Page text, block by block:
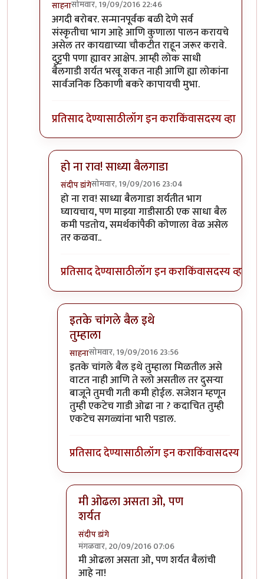
साहनासोमवार, 19/09/2016 22:46
In reply toमूळ आक्षेपbyआनंदयात्री
अगदी बरोबर. सन्मानपूर्वक बळी देणे सर्व
संस्कृतीचा भाग आहे आणि कुणाला पालन करायचे
असेल तर कायद्याच्या चौकटीत राहून जरूर करावे.
दुट्टपी पणा ह्यावर आक्षेप. आम्ही लोक साधी
बैलगाडी शर्यत भरवू शकत नाही आणि ह्या लोकांना
सार्वजनिक ठिकाणी बकरे कापायची मुभा.
प्रतिसाद देण्यासाठीलॉग इन कराकिंवासदस्य व्हा
हो ना राव! साध्या बैलगाडा
संदीप डांगेसोमवार, 19/09/2016 23:04
In reply toअगदी बरोबर. सन्मानपूर्वक बळी
हो ना राव! साध्या बैलगाडा शर्यतीत भाग
घ्यायचाय, पण माझ्या गाडीसाठी एक साधा बैल
कमी पडतोय, समर्थकांपैकी कोणाला वेळ असेल
तर कळवा..
प्रतिसाद देण्यासाठीलॉग इन कराकिंवासदस्य व्हा
इतके चांगले बैल इथे
तुम्हाला
साहनासोमवार, 19/09/2016 23:56
In reply toहो ना राव! साध्या बैलगाडाby
इतके चांगले बैल इथे तुम्हाला मिळतील असे
वाटत नाही आणि ते स्लो असतील तर दुसऱ्या
बाजूने तुमची गती कमी होईल. सजेशन म्हणून
तुम्ही एकटेच गाडी ओढा ना ? कदाचित तुम्ही
एकटेच सगळ्यांना भारी पडाल.
प्रतिसाद देण्यासाठीलॉग इन कराकिंवासदस्य व्हा
मी ओढला असता ओ, पण
शर्यत
संदीप डांगे
मंगळवार, 20/09/2016 07:06
In reply toइतके चांगले बैल इथे तुम्हाला
मी ओढला असता ओ, पण शर्यत बैलांची
आहे ना!